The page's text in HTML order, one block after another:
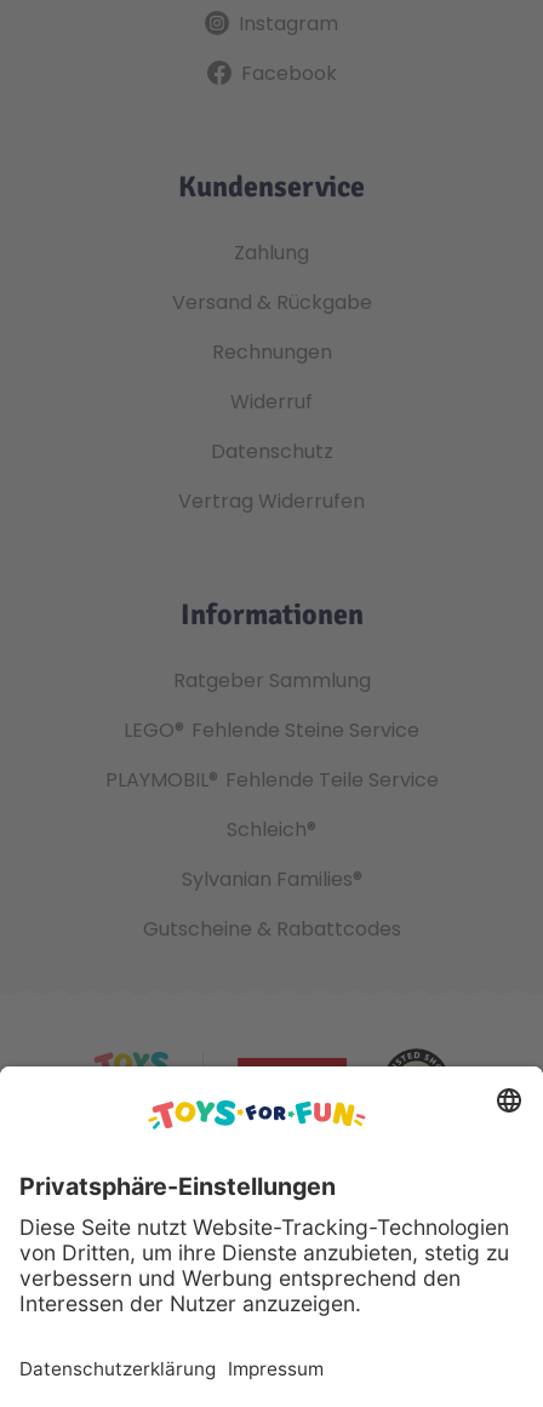
Instagram
Facebook
Kundenservice
Zahlung
Versand & Rückgabe
Rechnungen
Widerruf
Datenschutz
Vertrag Widerrufen
Informationen
Ratgeber Sammlung
LEGO® Fehlende Steine Service
PLAYMOBIL® Fehlende Teile Service
Schleich®
Sylvanian Families®
Gutscheine & Rabattcodes
Sicher bezahlen mit:
Alle genannten Produkte und Logos sind eingetragene